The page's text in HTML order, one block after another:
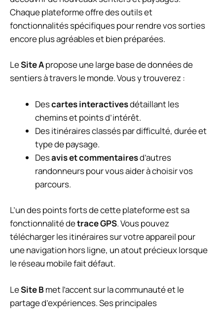
Chaque plateforme offre des outils et
fonctionnalités spécifiques pour rendre vos sorties
encore plus agréables et bien préparées.
LeSite Apropose une large base de données de
sentiers à travers le monde. Vous y trouverez :
Descartes interactivesdétaillant les
chemins et points d’intérêt.
Des itinéraires classés par difficulté, durée et
type de paysage.
Desavis et commentairesd’autres
randonneurs pour vous aider à choisir vos
parcours.
L’un des points forts de cette plateforme est sa
fonctionnalité detrace GPS. Vous pouvez
télécharger les itinéraires sur votre appareil pour
une navigation hors ligne, un atout précieux lorsque
le réseau mobile fait défaut.
LeSite Bmet l’accent sur la communauté et le
partage d’expériences. Ses principales